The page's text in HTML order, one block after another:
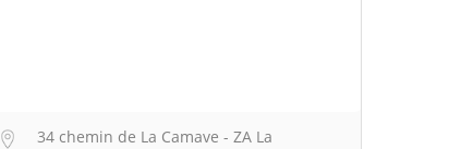
34 chemin de La Camave - ZA La